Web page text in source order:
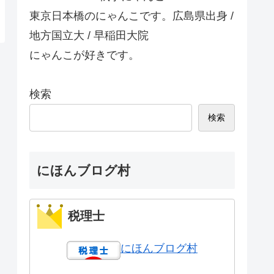
東京日本橋のにゃんこです。広島県出身 /
地方国立大 / 早稲田大院
にゃんこが好きです。
検索
検索
にほんブログ村
税理士
にほんブログ村